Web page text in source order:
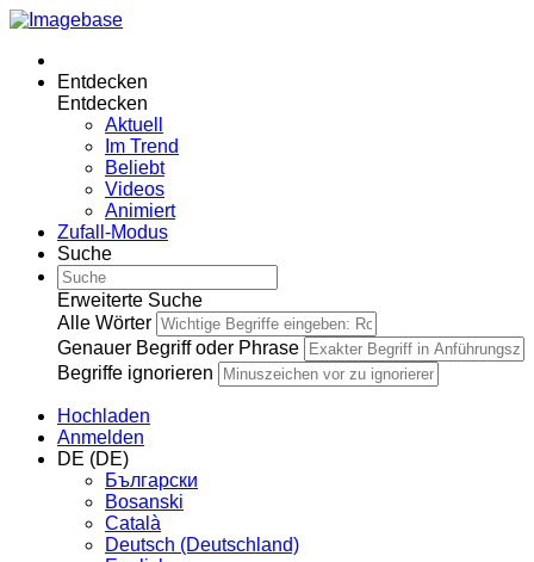
Entdecken
Entdecken
Aktuell
Im Trend
Beliebt
Videos
Animiert
Zufall-Modus
Suche
Erweiterte Suche
Alle Wörter
Genauer Begriff oder Phrase
Begriffe ignorieren
Hochladen
Anmelden
DE (DE)
Български
Bosanski
Сatalà
Deutsch (Deutschland)